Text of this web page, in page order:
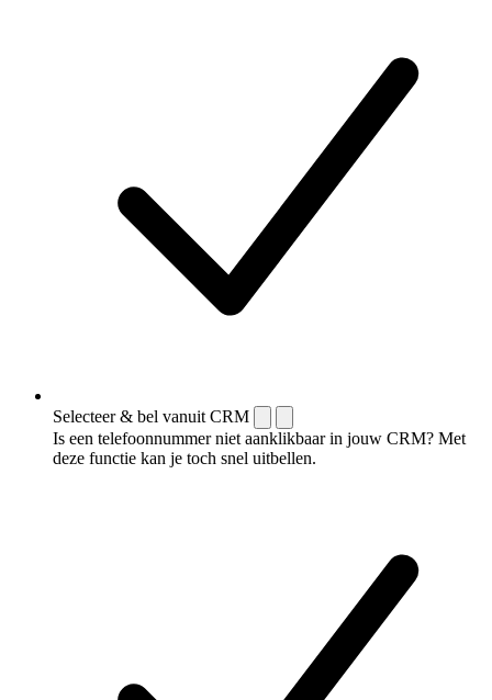
Selecteer & bel vanuit CRM
Is een telefoonnummer niet aanklikbaar in jouw CRM? Met
deze functie kan je toch snel uitbellen.